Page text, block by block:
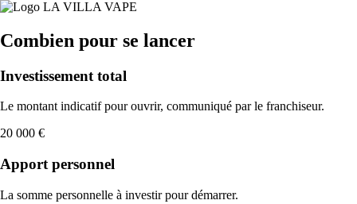
Combien pour se lancer
Investissement total
Le montant indicatif pour ouvrir, communiqué par le franchiseur.
20 000 €
Apport personnel
La somme personnelle à investir pour démarrer.